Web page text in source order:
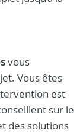
vous
Vous êtes
est
sur le
des solutions